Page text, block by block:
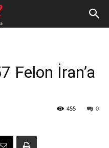
Felon İran’a
0
455